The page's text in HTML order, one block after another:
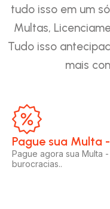
tudo isso em um
Multas,
Tudo isso
mais
Pague sua Multa
Pague agora sua Multa
burocracias..